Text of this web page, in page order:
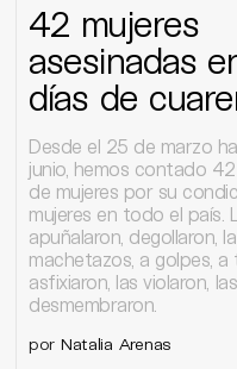
42 mujeres
asesinadas
días de
Desde el 25 de marzo
junio, hemos contado
de mujeres por su
mujeres en todo el país.
apuñalaron, degollaron,
machetazos, a golpes, a
asfixiaron, las violaron, las
desmembraron.
por Natalia Arenas